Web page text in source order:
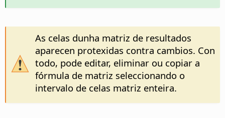
As celas dunha matriz de resultados
aparecen protexidas contra cambios. Con
todo, pode editar, eliminar ou copiar a
fórmula de matriz seleccionando o
intervalo de celas matriz enteira.